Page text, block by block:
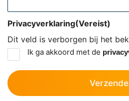
Dit veld is verborgen bij het
Privacyverklaring(Vereist)
Ik ga akkoord met de